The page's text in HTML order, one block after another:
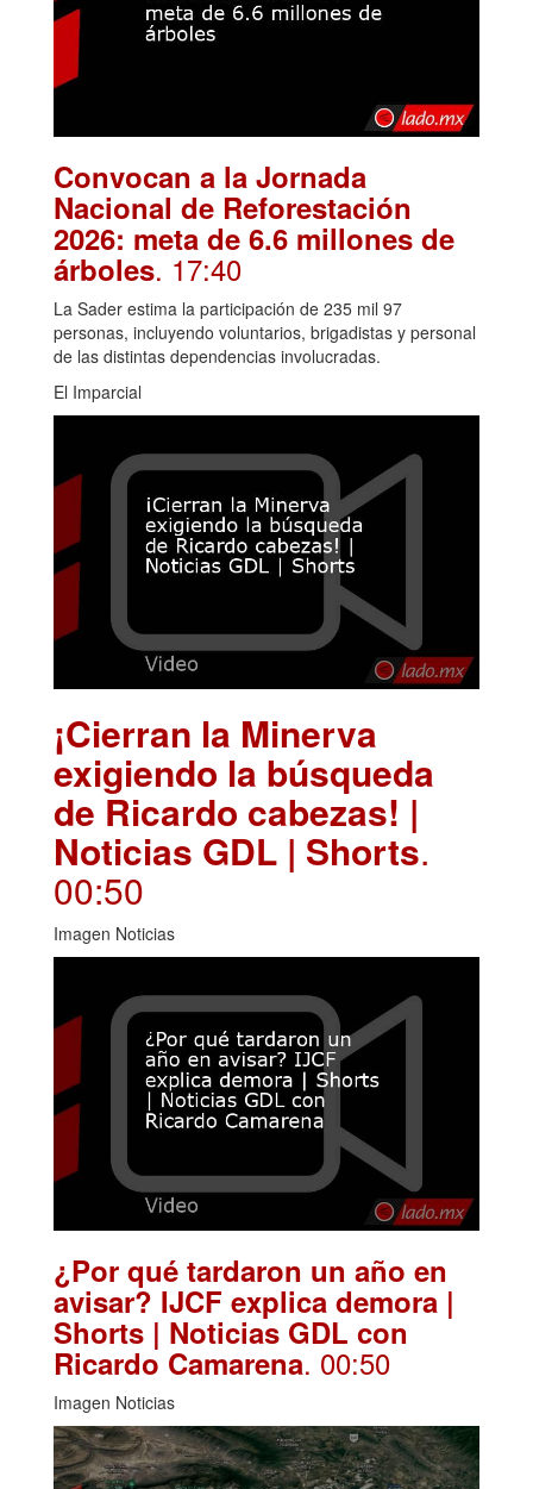
Convocan a la Jornada
Nacional de Reforestación
2026: meta de 6.6 millones de
árboles. 17:40
La Sader estima la participación de 235 mil 97
personas, incluyendo voluntarios, brigadistas y personal
de las distintas dependencias involucradas.
El Imparcial
¡Cierran la Minerva
exigiendo la búsqueda
de Ricardo cabezas! |
Noticias GDL | Shorts.
00:50
Imagen Noticias
¿Por qué tardaron un año en
avisar? IJCF explica demora |
Shorts | Noticias GDL con
Ricardo Camarena. 00:50
Imagen Noticias